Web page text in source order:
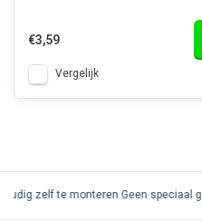
€3,59
Vergelijk
zelf te monteren Geen speciaal